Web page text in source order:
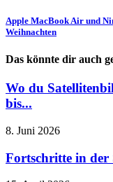
Apple MacBook Air und
Weihnachten
Das könnte dir auch
Wo du
bis...
8. Juni 2026
Fortschritte in der